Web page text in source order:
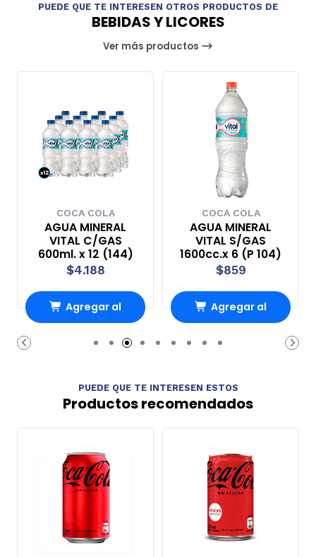
PUEDE QUE TE INTERESEN OTROS PRODUCTOS DE
BEBIDAS Y LICORES
Ver más productos
COCA COLA
AGUA MINERAL
VITAL C/GAS
600ml. x 12 (144)
$4.188
Agregar al
Carro
COCA COLA
AGUA MINERAL
VITAL S/GAS
1600cc.x 6 (P 104)
$859
Agregar al
Carro
PUEDE QUE TE INTERESEN ESTOS
Productos recomendados